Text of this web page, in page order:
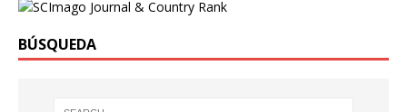
BÚSQUEDA